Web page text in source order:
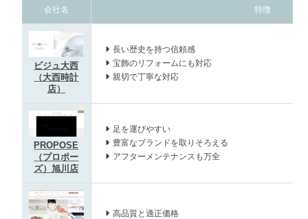
会社名 特徴
ビジュ大西
（大西時計
店）
長い歴史を持つ信頼感
宝飾のリフォームにも対応
親切で丁寧な対応
PROPOSE
（プロポー
ズ）旭川店
足を運びやすい
豊富なブランドを取りそろえる
アフターメンテナンスも万全
高品質と適正価格